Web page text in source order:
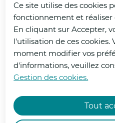
Ce site utilise des cookies
fonctionnement et réaliser
En cliquant sur Accepter,
l'utilisation de ces cookies.
moment modifier vos
d'informations, veuillez
Gestion des cookies.
Tout
|VIGILANCE ROUGE
Le département du
en vigilance ROUGE
France à compter de
12h00.
Face à cette situation,
LAUCH, préfet du Pas-
nouveau réuni les
Accueil
Consultez ici les